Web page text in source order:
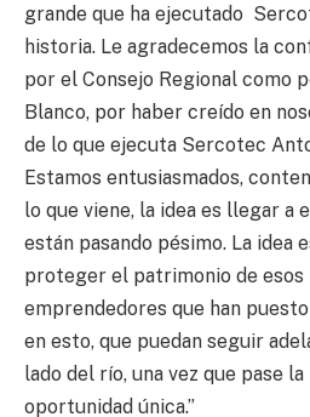
grande que ha ejecutado
historia. Le agradecemos la
por el Consejo Regional como
Blanco, por haber creído en
de lo que ejecuta Sercotec
Estamos entusiasmados,
lo que viene, la idea es llegar a
están pasando pésimo. La idea
proteger el patrimonio de esos
emprendedores que han
en esto, que puedan seguir
lado del río, una vez que pase
oportunidad única.”